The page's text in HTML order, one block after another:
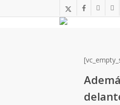
to
x-
twitter
facebookinstagram